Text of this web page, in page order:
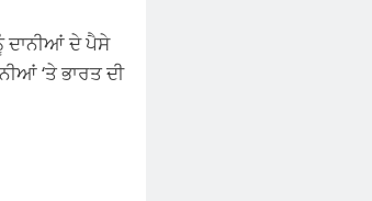
ਦਾਨੀਆਂ ਦੇ ਪੈਸੇ
‘ਤੇ ਭਾਰਤ ਦੀ